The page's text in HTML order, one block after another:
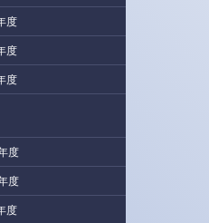
度
度
度
度
度
度